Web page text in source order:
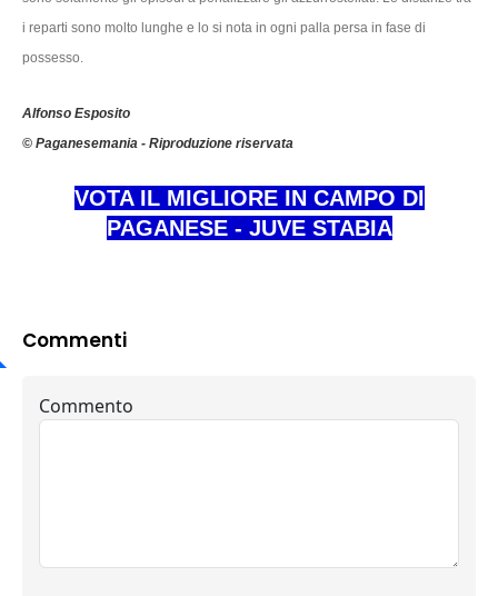
i reparti sono molto lunghe e lo si nota in ogni palla persa in fase di
possesso.
Alfonso Esposito
© Paganesemania - Riproduzione riservata
VOTA IL MIGLIORE IN CAMPO DI
PAGANESE - JUVE STABIA
Commenti